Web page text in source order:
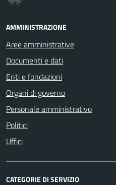
AMMINISTRAZIONE
Aree amministrative
Documenti e dati
Enti e fondazioni
Organi di governo
Personale amministrativo
Politici
Uffici
CATEGORIE DI SERVIZIO